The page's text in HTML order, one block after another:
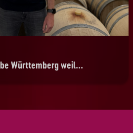
Württemberg weil...